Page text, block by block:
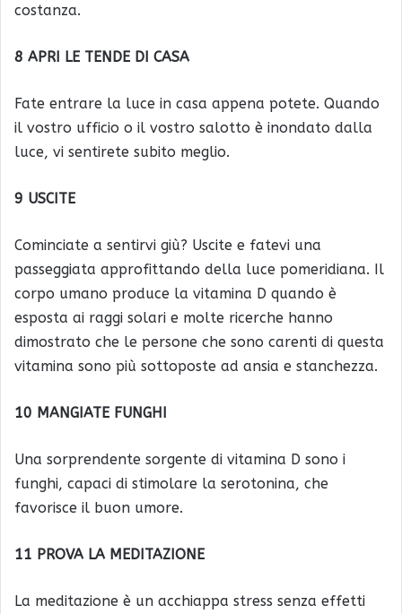
costanza.
8 APRI LE TENDE DI CASA
Fate entrare la luce in casa appena potete. Quando
il vostro ufficio o il vostro salotto è inondato dalla
luce, vi sentirete subito meglio.
9 USCITE
Cominciate a sentirvi giù? Uscite e fatevi una
passeggiata approfittando della luce pomeridiana. Il
corpo umano produce la vitamina D quando è
esposta ai raggi solari e molte ricerche hanno
dimostrato che le persone che sono carenti di questa
vitamina sono più sottoposte ad ansia e stanchezza.
10 MANGIATE FUNGHI
Una sorprendente sorgente di vitamina D sono i
funghi, capaci di stimolare la serotonina, che
favorisce il buon umore.
11 PROVA LA MEDITAZIONE
La meditazione è un acchiappa stress senza effetti